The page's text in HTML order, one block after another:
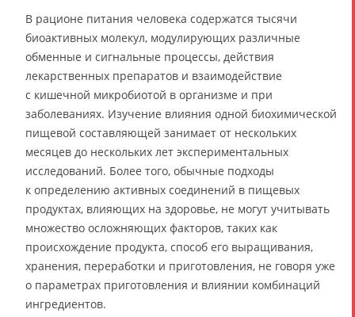
В рационе питания человека содержатся тысячи
биоактивных молекул, модулирующих различные
обменные и сигнальные процессы, действия
лекарственных препаратов и взаимодействие
с кишечной микробиотой в организме и при
заболеваниях. Изучение влияния одной биохимической
пищевой составляющей занимает от нескольких
месяцев до нескольких лет экспериментальных
исследований. Более того, обычные подходы
к определению активных соединений в пищевых
продуктах, влияющих на здоровье, не могут учитывать
множество осложняющих факторов, таких как
происхождение продукта, способ его выращивания,
хранения, переработки и приготовления, не говоря уже
о параметрах приготовления и влиянии комбинаций
ингредиентов.